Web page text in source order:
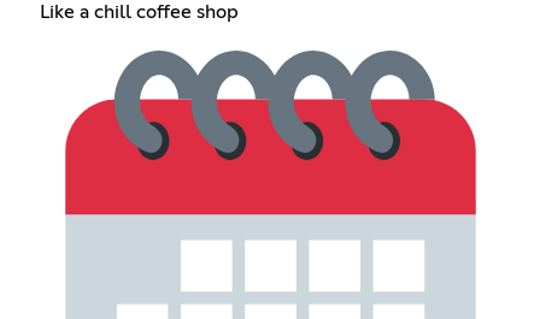
Like a chill coffee shop